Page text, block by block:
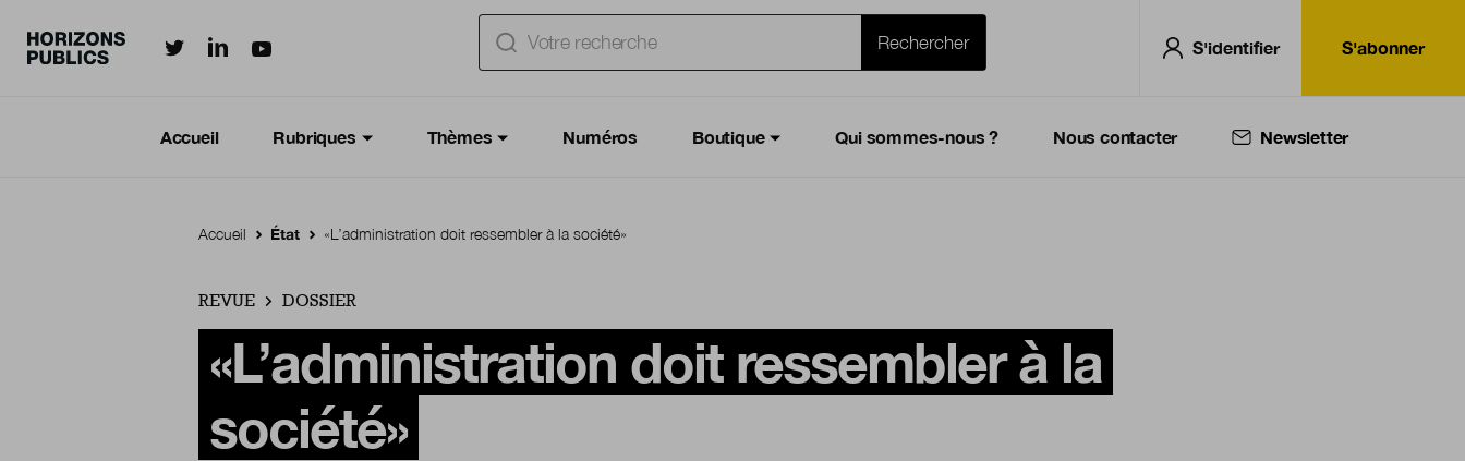
Horizonspublics.fr sur Twitter
Horizonspublics.fr sur LinkedIn
Horizonspublics.fr sur Youtube S'identifier S'abonner
Accueil Rubriques Thèmes Numéros Boutique Qui sommes-nous ? Nous contacter Newsletter
Accueil État «L’administration doit ressembler à la société»
REVUE DOSSIER
«L’administration doit ressembler à la
société»